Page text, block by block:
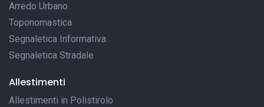
Arredo Urbano
Toponomastica
Segnaletica Informativa
Segnaletica Stradale
Allestimenti
Allestimenti in Polistirolo